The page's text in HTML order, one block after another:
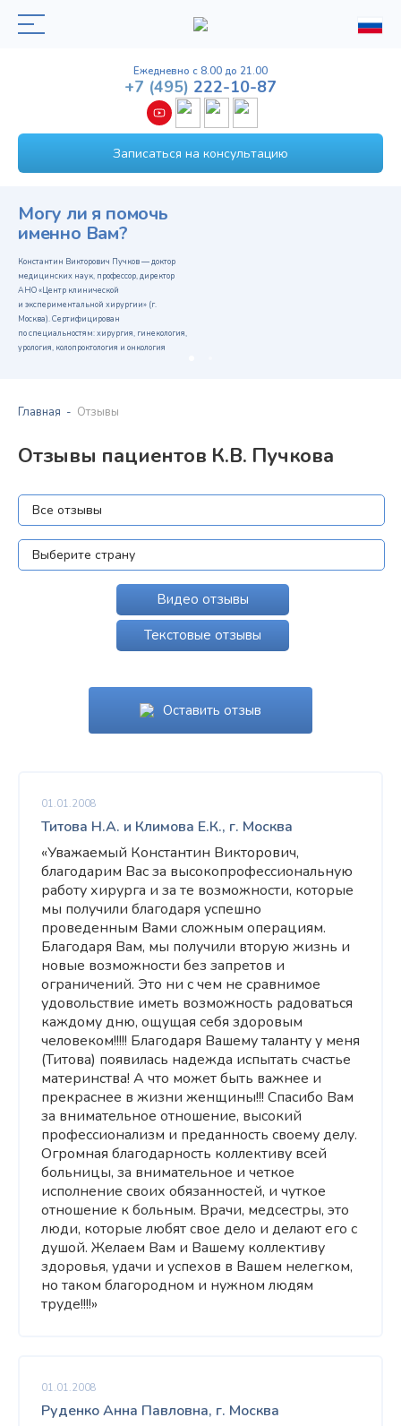
Ежедневно с 8.00 до 21.00
Записаться на консультацию
+7 (495) 222-10-87
Могу ли я помочь
именно Вам?
Константин Викторович Пучков — доктор
медицинских наук, профессор, директор
АНО «Центр клинической
и экспериментальной хирургии» (г.
Москва). Сертифицирован
по специальностям: хирургия, гинекология,
урология, колопроктология и онкология
Главная Отзывы
Отзывы пациентов К.В. Пучкова
Видео отзывы
Текстовые отзывы
Оставить отзыв
01.01.2008
Титова Н.А. и Климова Е.К., г. Москва
«Уважаемый Константин Викторович,
благодарим Вас за высокопрофессиональную
работу хирурга и за те возможности, которые
мы получили благодаря успешно
проведенным Вами сложным операциям.
Благодаря Вам, мы получили вторую жизнь и
новые возможности без запретов и
ограничений. Это ни с чем не сравнимое
удовольствие иметь возможность радоваться
каждому дню, ощущая себя здоровым
человеком!!!!! Благодаря Вашему таланту у меня
(Титова) появилась надежда испытать счастье
материнства! А что может быть важнее и
прекраснее в жизни женщины!!! Спасибо Вам
за внимательное отношение, высокий
профессионализм и преданность своему делу.
Огромная благодарность коллективу всей
больницы, за внимательное и четкое
исполнение своих обязанностей, и чуткое
отношение к больным. Врачи, медсестры, это
люди, которые любят свое дело и делают его с
душой. Желаем Вам и Вашему коллективу
здоровья, удачи и успехов в Вашем нелегком,
но таком благородном и нужном людям
труде!!!!»
01.01.2008
Руденко Анна Павловна, г. Москва